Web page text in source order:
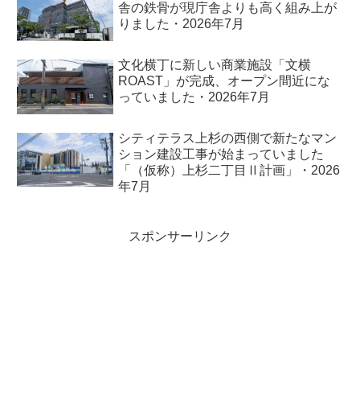
舎の鉄骨が現庁舎よりも高く組み上が
りました・2026年7月
文化横丁に新しい商業施設「文横
ROAST」が完成、オープン間近にな
っていました・2026年7月
シティテラス上杉の西側で新たなマン
ション建設工事が始まっていました
「（仮称）上杉二丁目Ⅱ計画」・2026
年7月
スポンサーリンク